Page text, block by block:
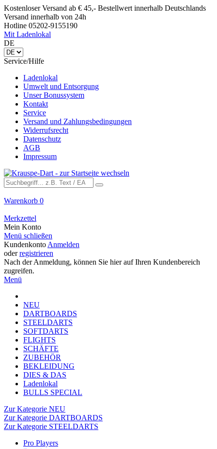
Kostenloser Versand ab € 45,- Bestellwert innerhalb Deutschlands
Versand innerhalb von 24h
Hotline 05202-9155190
Mit Ladenlokal
DE
Service/Hilfe
Ladenlokal
Umwelt und Entsorgung
Unser Bonussystem
Kontakt
Service
Versand und Zahlungsbedingungen
Widerrufsrecht
Datenschutz
AGB
Impressum
Warenkorb 0
Merkzettel
Mein Konto
Menü schließen
Kundenkonto Anmelden
oderregistrieren
Nach der Anmeldung, können Sie hier auf Ihren Kundenbereich
zugreifen.
Menü
NEU
DARTBOARDS
STEELDARTS
SOFTDARTS
FLIGHTS
SCHÄFTE
ZUBEHÖR
BEKLEIDUNG
DIES & DAS
Ladenlokal
BULLS SPECIAL
Zur Kategorie NEU
Zur Kategorie DARTBOARDS
Zur Kategorie STEELDARTS
Pro Players